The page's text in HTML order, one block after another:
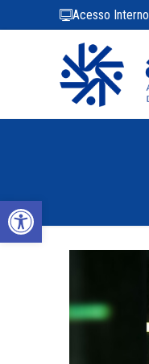
Abrir a barra de ferramentas
Acesso Interno